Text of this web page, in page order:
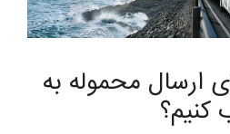
ارسال محموله به
کنیم؟